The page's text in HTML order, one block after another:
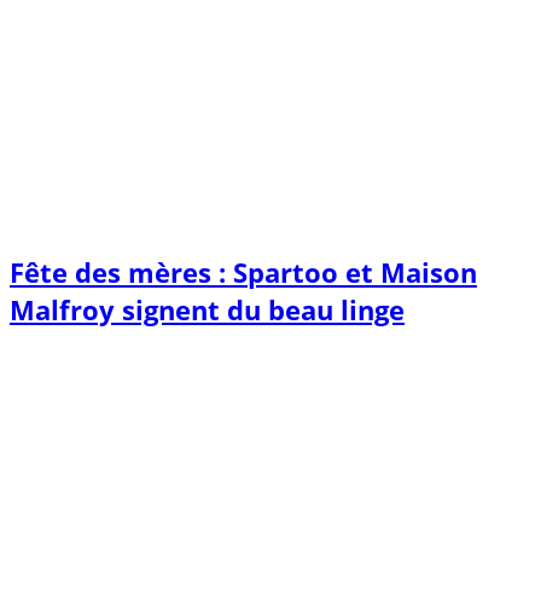
Fête des mères : Spartoo et Maison
Malfroy signent du beau linge